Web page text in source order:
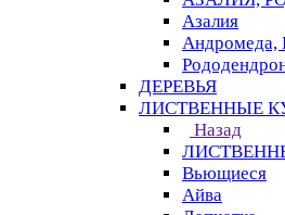
Азалия
Андромеда,
ДЕРЕВЬЯ
ЛИСТВЕННЫЕ
Назад
Вьющиеся
Айва